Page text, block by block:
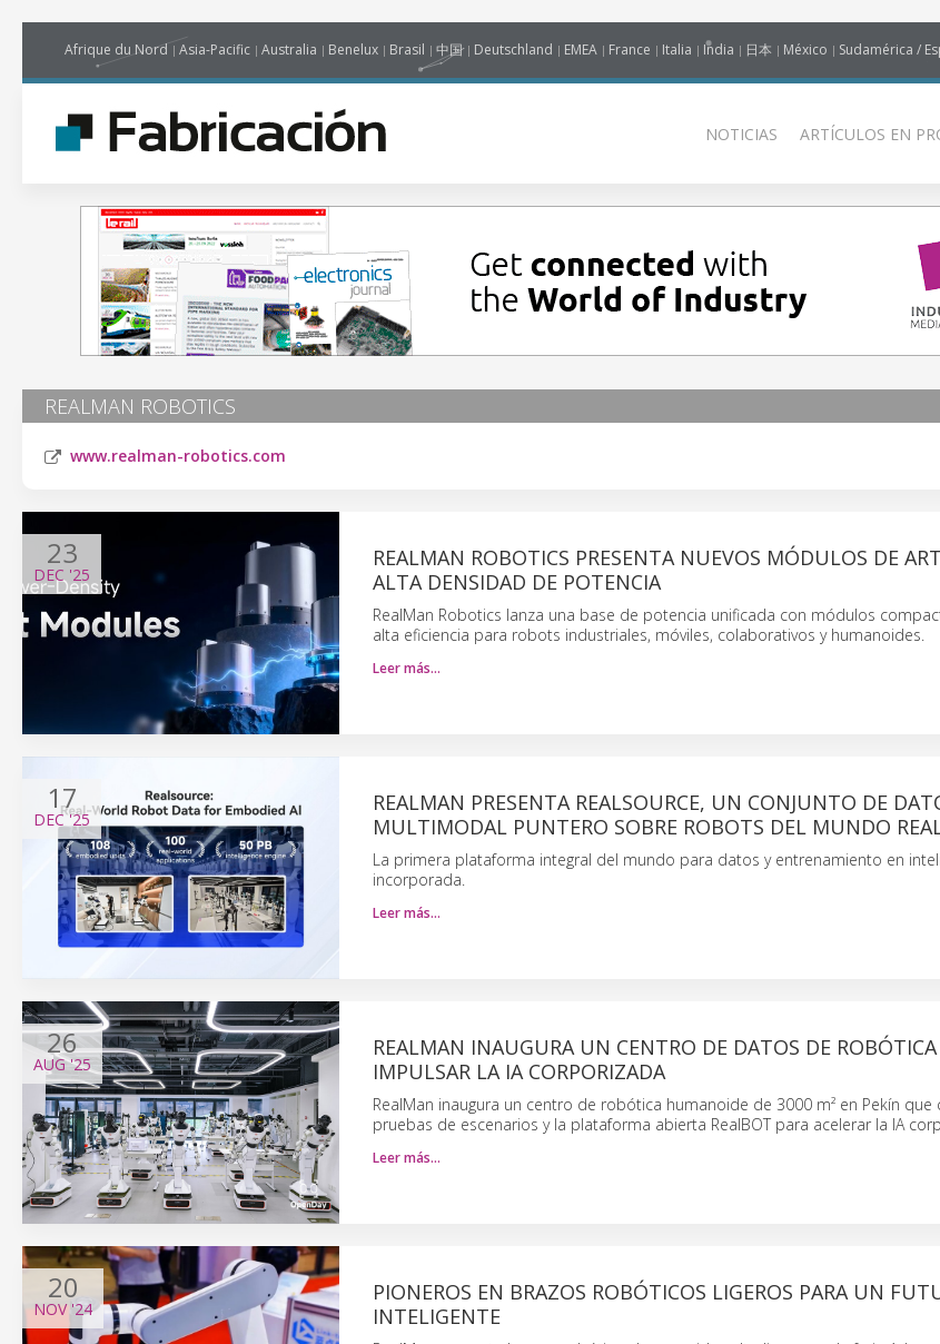
Afrique du Nord Asia-Pacific Australia Benelux Brasil 中国 Deutschland EMEA France Italia India 日本 México Sudamérica /
NOTICIAS ARTÍCULOS EN
REALMAN ROBOTICS
www.realman-robotics.com
23
DEC '25
REALMAN ROBOTICS PRESENTA NUEVOS MÓDULOS DE
ALTA DENSIDAD DE POTENCIA
RealMan Robotics lanza una base de potencia unificada con módulos
alta eficiencia para robots industriales, móviles, colaborativos y humanoides.
Leer más…
17
DEC'25
REALMAN PRESENTA REALSOURCE, UN CONJUNTO DE
MULTIMODAL PUNTERO SOBRE ROBOTS DEL MUNDO
La primera plataforma integral del mundo para datos y entrenamiento en
incorporada.
Leer más…
26
AUG'25
REALMAN INAUGURA UN CENTRO DE DATOS DE ROBÓTICA
IMPULSAR LA IA CORPORIZADA
RealMan inaugura un centro de robótica humanoide de 3000 m² en Pekín que
pruebas de escenarios y la plataforma abierta RealBOT para acelerar la IA
Leer más…
20
NOV'24
PIONEROS EN BRAZOS ROBÓTICOS LIGEROS PARA UN
INTELIGENTE